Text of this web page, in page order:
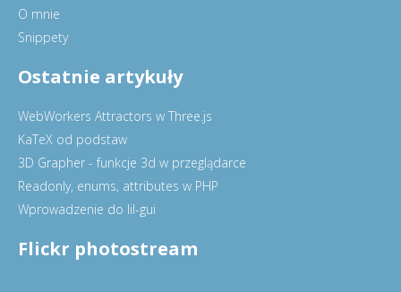
O mnie
Snippety
Ostatnie artykuły
WebWorkers Attractors w Three.js
KaTeX od podstaw
3D Grapher - funkcje 3d w przeglądarce
Readonly, enums, attributes w PHP
Wprowadzenie do lil-gui
Flickr photostream